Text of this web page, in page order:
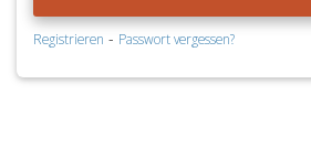
Registrieren - Passwort vergessen?